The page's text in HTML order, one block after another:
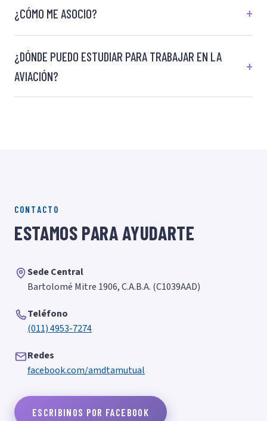
¿CÓMO ME ASOCIO?
¿DÓNDE PUEDO ESTUDIAR PARA TRABAJAR EN LA
AVIACIÓN?
CONTACTO
ESTAMOS PARA AYUDARTE
Sede Central
Bartolomé Mitre 1906, C.A.B.A. (C1039AAD)
Teléfono
(011) 4953-7274
Redes
facebook.com/amdtamutual
ESCRIBINOS POR FACEBOOK